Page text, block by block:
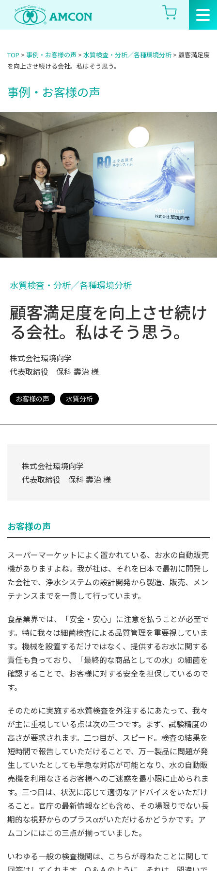
Skip
the
TOP > 事例・お客様の声 > 水質検査・分析／各種環境分析 > 顧客満足度
を向上させ続ける会社。私はそう思う。
事例・お客様の声
水質検査・分析／各種環境分析
顧客満足度を向上させ続け
る会社。私はそう思う。
株式会社環境向学
代表取締役 保科 壽治 様
お客様の声 水質分析
株式会社環境向学
代表取締役 保科 壽治 様
お客様の声
スーパーマーケットによく置かれている、お水の自動販売
機がありますよね。我が社は、それを日本で最初に開発し
た会社で、浄水システムの設計開発から製造、販売、メン
テナンスまでを一貫して行っています。
食品業界では、「安全・安心」に注意を払うことが必至で
す。特に我々は細菌検査による品質管理を重要視していま
す。機械を設置するだけではなく、提供するお水に関する
責任も負っており、「最終的な商品としての水」の細菌を
確認することで、お客様に対する安全を担保しているので
す。
そのために実施する水質検査を外注するにあたって、我々
が主に重視している点は次の三つです。まず、試験精度の
高さが要求されます。二つ目が、スピード。検査の結果を
短時間で報告していただけることで、万一製品に問題が発
生していたとしても早急な対応が可能となり、水の自動販
売機を利用なさるお客様へのご迷惑を最小限に止められま
す。三つ目は、状況に応じて適切なアドバイスをいただけ
ること。官庁の最新情報なども含め、その場限りでない長
期的な視野からのプラスαがいただけるかどうかです。ア
ムコンにはこの三点が揃っていました。
いわゆる一般の検査機関は、こちらが尋ねたことに関して